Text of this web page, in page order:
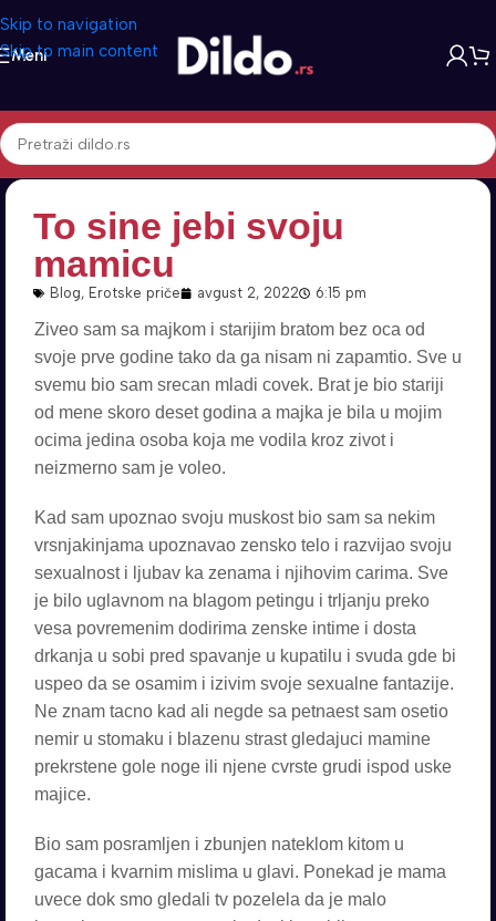
Skip to navigation
Skip to main content
Meni
To sine jebi svoju
mamicu
Blog, Erotske priče avgust 2, 2022 6:15 pm
Ziveo sam sa majkom i starijim bratom bez oca od
svoje prve godine tako da ga nisam ni zapamtio. Sve u
svemu bio sam srecan mladi covek. Brat je bio stariji
od mene skoro deset godina a majka je bila u mojim
ocima jedina osoba koja me vodila kroz zivot i
neizmerno sam je voleo.
Kad sam upoznao svoju muskost bio sam sa nekim
vrsnjakinjama upoznavao zensko telo i razvijao svoju
sexualnost i ljubav ka zenama i njihovim carima. Sve
je bilo uglavnom na blagom petingu i trljanju preko
vesa povremenim dodirima zenske intime i dosta
drkanja u sobi pred spavanje u kupatilu i svuda gde bi
uspeo da se osamim i izivim svoje sexualne fantazije.
Ne znam tacno kad ali negde sa petnaest sam osetio
nemir u stomaku i blazenu strast gledajuci mamine
prekrstene gole noge ili njene cvrste grudi ispod uske
majice.
Bio sam posramljen i zbunjen nateklom kitom u
gacama i kvarnim mislima u glavi. Ponekad je mama
uvece dok smo gledali tv pozelela da je malo